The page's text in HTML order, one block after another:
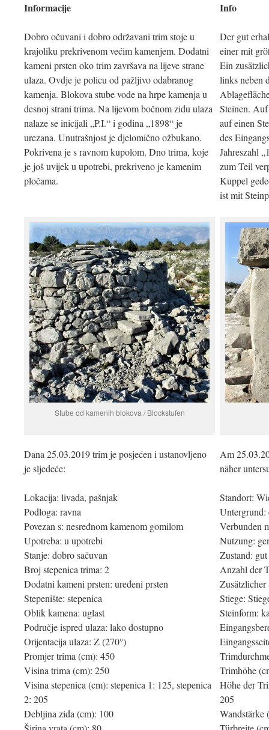
Informacije
Dobro očuvani i dobro održavani trim stoje u
krajoliku prekrivenom većim kamenjem. Dodatni
kameni prsten oko trim završava na lijeve strane
ulaza. Ovdje je policu od pažljivo odabranog
kamenja. Blokova stube vode na hrpe kamenja u
desnoj strani trima. Na lijevom bočnom zidu ulaza
nalaze se inicijali „P.I.“ i godina „1898“ je
urezana. Unutrašnjost je djelomično ožbukano.
Pokrivena je s ravnom kupolom. Dno trima, koje
je još uvijek u upotrebi, prekriveno je kamenim
pločama.
Info
Der gut
einer mit
Ein
links neben
Steinen.
auf einen
des
Jahreszahl
zum Teil
Kuppel
ist mit
Stube od kamenih blokova / Blockstufen
Dana 25.03.2019 trim je posjećen i ustanovljeno
je sljedeće:
Lokacija: livada, pašnjak
Podloga: ravna
Povezan s: nesređnom kamenom gomilom
Upotreba: u upotrebi
Stanje: dobro sačuvan
Broj stepenica trima: 2
Dodatni kameni prsten: uređeni prsten
Stepenište: stepenica
Oblik kamena: uglast
Područje ispred ulaza: lako dostupno
Orijentacija ulaza: Z (270°)
Promjer trima (cm): 450
Visina trima (cm): 250
Visina stepenica (cm): stepenica 1: 125, stepenica
2: 205
Debljina zida (cm): 100
Am
näher
Standort:
Untergrund:
Verbunden
Nutzung:
Zustand:
Anzahl der
Stiege:
Steinform:
Trimhöhe
Höhe der
205
Wandstärke